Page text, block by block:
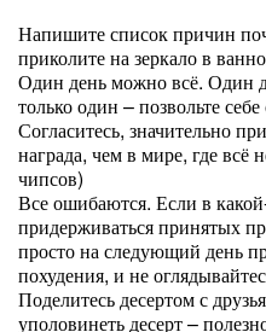
Напишите список причин
приколите на зеркало в
Один день можно всё. Один
только один – позвольте
Согласитесь, значительно
награда, чем в мире, где всё
чипсов)
Все ошибаются. Если в
придерживаться принятых
просто на следующий день
похудения, и не
Поделитесь десертом с
уполовинеть десерт –